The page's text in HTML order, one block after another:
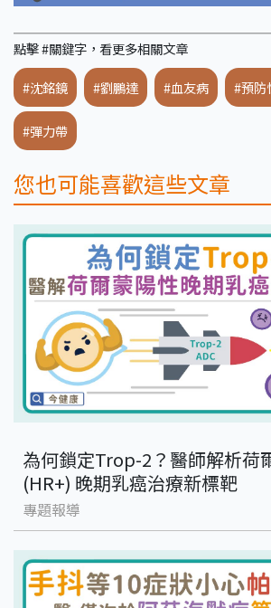
點擊 #關鍵字，看更多相關文章
#沈銘鏡 #劉鵬達 #血友病 #預防
#彈力帶
您也可能喜歡這些文章
為何鎖定Trop-2？醫師解析荷
(HR+) 晚期乳癌治療新標靶
專題報導